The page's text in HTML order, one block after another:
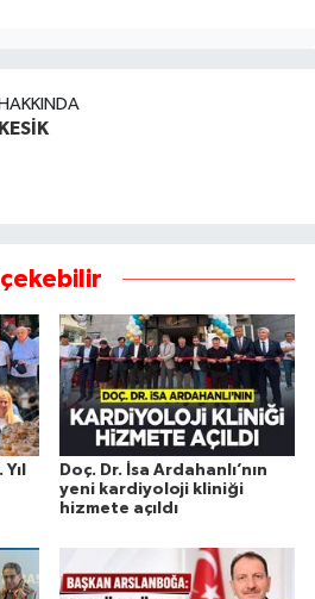
Doç. Dr. İsa Ardahanlı’nın
yeni kardiyoloji kliniği
hizmete açıldı